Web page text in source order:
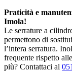
Praticità e
Imola!
Le serrature a
permettono di
l’intera serratura.
frequente rispetto
più? Contattaci al